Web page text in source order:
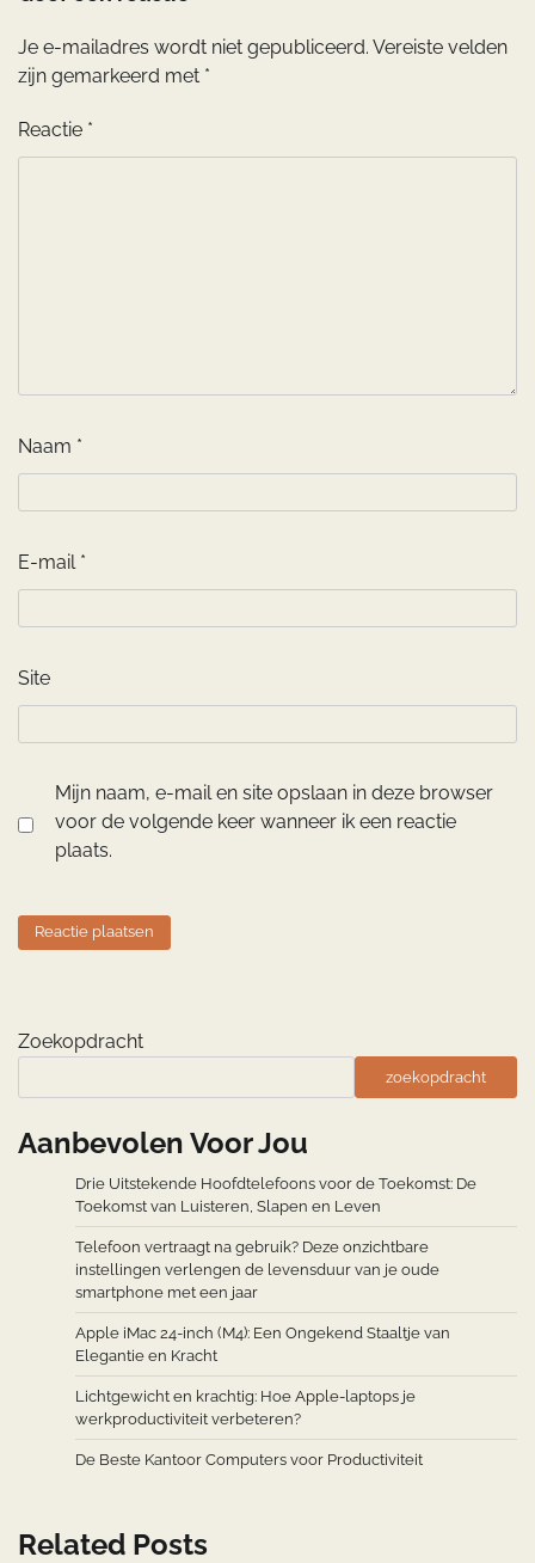
Je e-mailadres wordt niet gepubliceerd. Vereiste velden
zijn gemarkeerd met *
Reactie *
Naam *
E-mail *
Site
Mijn naam, e-mail en site opslaan in deze browser
voor de volgende keer wanneer ik een reactie
plaats.
Zoekopdracht
zoekopdracht
Aanbevolen Voor Jou
Drie Uitstekende Hoofdtelefoons voor de Toekomst: De
Toekomst van Luisteren, Slapen en Leven
Telefoon vertraagt na gebruik? Deze onzichtbare
instellingen verlengen de levensduur van je oude
smartphone met een jaar
Apple iMac 24-inch (M4): Een Ongekend Staaltje van
Elegantie en Kracht
Lichtgewicht en krachtig: Hoe Apple-laptops je
werkproductiviteit verbeteren?
De Beste Kantoor Computers voor Productiviteit
Related Posts